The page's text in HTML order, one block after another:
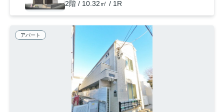
2階 / 10.32㎡ / 1R
アパート